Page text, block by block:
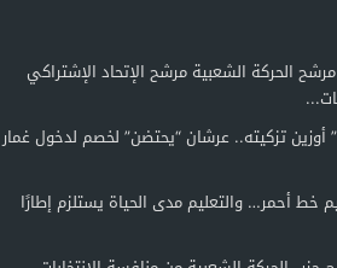
الحركة الشعبية مرشح الإتحاد الإشتراكي
أوزين تزكيته.. عرشان “يحتضن” لخصم لدخول غمار
خط أحمر… والتعليم مدى الحياة يستلزم إطارًا